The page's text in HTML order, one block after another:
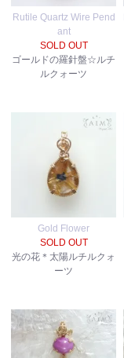
Rutile Quartz Wire Pend
ant
SOLD OUT
ゴールドの羅針盤☆ルチ
ルクォーツ
Gold Flower
SOLD OUT
光の花＊太陽ルチルクォ
ーツ